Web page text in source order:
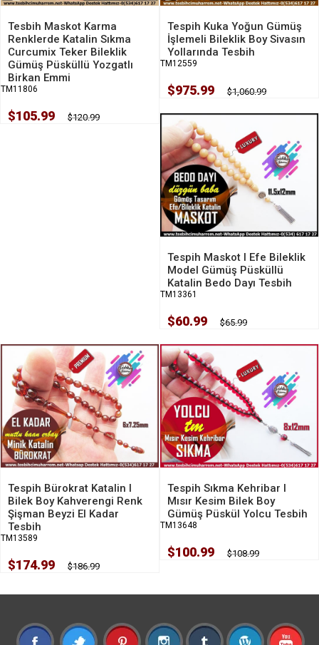
Tesbih Maskot Karma
Renklerde Katalin Sıkma
Curcumix Teker Bileklik
Gümüş Püsküllü Yozgatlı
Birkan Emmi
TM11806
$105.99 $120.99
Tespih Kuka Yoğun Gümüş
İşlemeli Bileklik Boy Sivasın
Yollarında Tesbih
TM12559
$975.99 $1,060.99
Tespih Maskot I Efe Bileklik
Model Gümüş Püsküllü
Katalin Bedo Dayı Tesbih
TM13361
$60.99 $65.99
Tespih Bürokrat Katalin I
Bilek Boy Kahverengi Renk
Şişman Beyzi El Kadar
Tesbih
TM13589
$174.99 $186.99
Tespih Sıkma Kehribar I
Mısır Kesim Bilek Boy
Gümüş Püskül Yolcu Tesbih
TM13648
$100.99 $108.99